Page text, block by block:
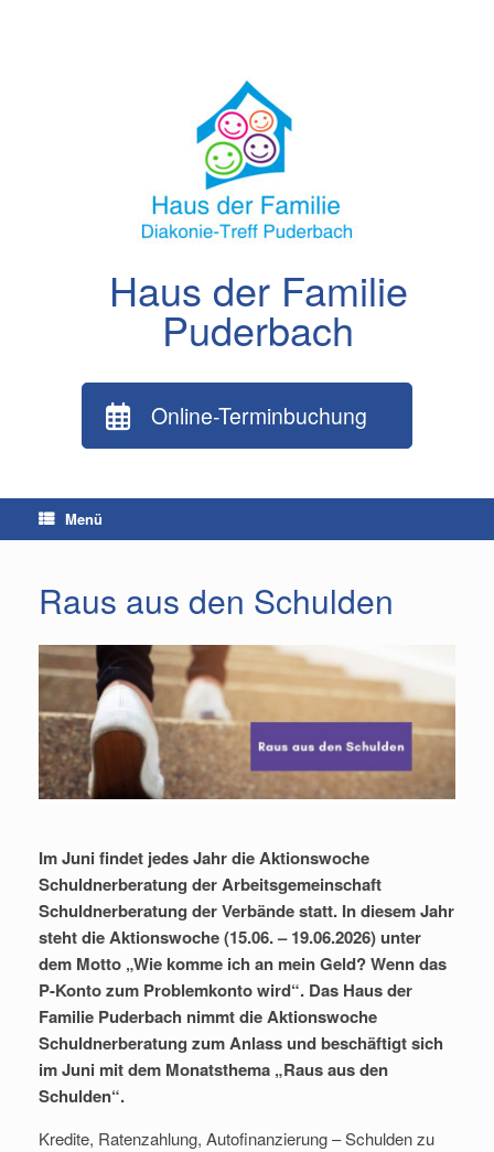
Haus der Familie
Puderbach
Online-Terminbuchung
Menü
Raus aus den Schulden
Im Juni findet jedes Jahr die Aktionswoche
Schuldnerberatung der Arbeitsgemeinschaft
Schuldnerberatung der Verbände statt. In diesem Jahr
steht die Aktionswoche (15.06. – 19.06.2026) unter
dem Motto „Wie komme ich an mein Geld? Wenn das
P-Konto zum Problemkonto wird“. Das Haus der
Familie Puderbach nimmt die Aktionswoche
Schuldnerberatung zum Anlass und beschäftigt sich
im Juni mit dem Monatsthema „Raus aus den
Schulden“.
Kredite, Ratenzahlung, Autofinanzierung – Schulden zu